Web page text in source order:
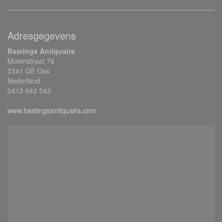
Adresgegevens
Bastings Antiquairs
Molenstraat 76
5341 GE Oss
Nederland
0412 642 542
www.bastingsantiquairs.com